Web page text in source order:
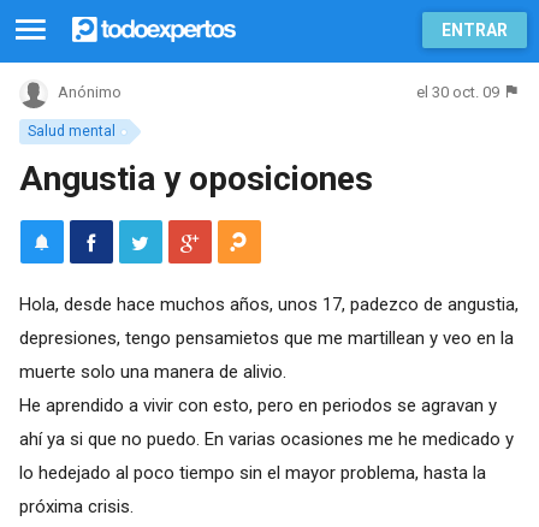
ENTRAR
Salud mental
Anónimo el 30 oct. 09
Angustia y oposiciones
Hola, desde hace muchos años, unos 17, padezco de angustia,
depresiones, tengo pensamietos que me martillean y veo en la
muerte solo una manera de alivio.
He aprendido a vivir con esto, pero en periodos se agravan y
ahí ya si que no puedo. En varias ocasiones me he medicado y
lo hedejado al poco tiempo sin el mayor problema, hasta la
próxima crisis.